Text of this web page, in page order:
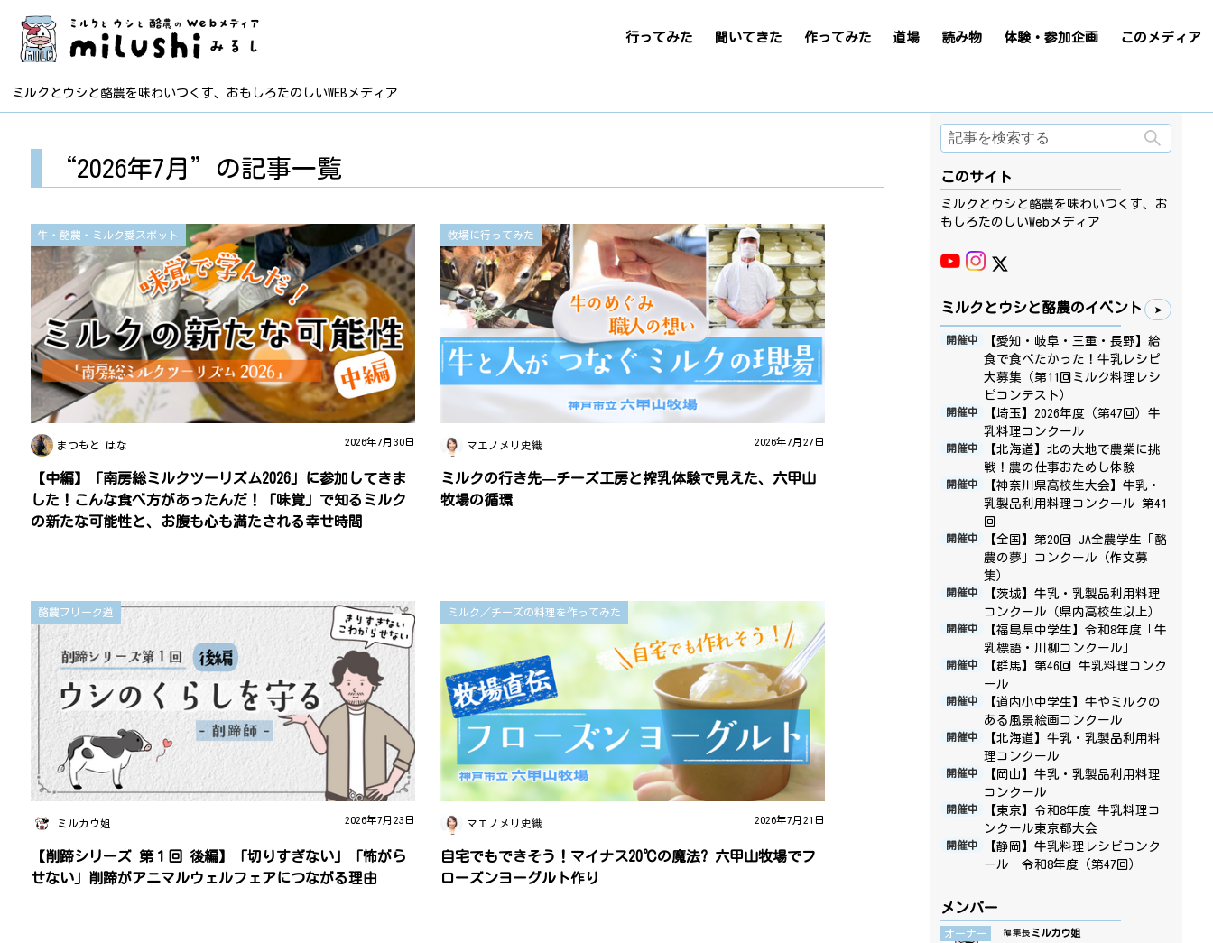
行ってみた 聞いてきた 作ってみた 道場 読み物 体験・参加企画 このメディア
ミルクとウシと酪農を味わいつくす、おもしろたのしいWEBメディア
“2026年7月”の記事一覧
牛・酪農・ミルク愛スポット
まつもと はな 2026年7月30日
【中編】「南房総ミルクツーリズム2026」に参加してきま
した！こんな食べ方があったんだ！「味覚」で知るミルク
の新たな可能性と、お腹も心も満たされる幸せ時間
牧場に行ってみた
マエノメリ史織 2026年7月27日
ミルクの行き先—チーズ工房と搾乳体験で見えた、六甲山
牧場の循環
酪農フリーク道
ミルカウ姐 2026年7月23日
【削蹄シリーズ 第１回 後編】「切りすぎない」「怖がら
せない」削蹄がアニマルウェルフェアにつながる理由
ミルク／チーズの料理を作ってみた
マエノメリ史織 2026年7月21日
自宅でもできそう！マイナス20℃の魔法? 六甲山牧場でフ
ローズンヨーグルト作り
このサイト
ミルクとウシと酪農を味わいつくす、お
もしろたのしいWebメディア
ミルクとウシと酪農のイベント
開催中
【愛知・岐阜・三重・長野】給
食で食べたかった！牛乳レシピ
大募集（第11回ミルク料理レシ
ピコンテスト）
開催中
【埼玉】2026年度（第47回）牛
乳料理コンクール
開催中
【北海道】北の大地で農業に挑
戦！農の仕事おためし体験
開催中
【神奈川県高校生大会】牛乳・
乳製品利用料理コンクール 第41
回
開催中
【全国】第20回 JA全農学生「酪
農の夢」コンクール（作文募
集）
開催中
【茨城】牛乳・乳製品利用料理
コンクール（県内高校生以上）
開催中
【福島県中学生】令和8年度「牛
乳標語・川柳コンクール」
開催中
【群馬】第46回 牛乳料理コンク
ール
開催中
【道内小中学生】牛やミルクの
ある風景絵画コンクール
開催中
【北海道】牛乳・乳製品利用料
理コンクール
開催中
【岡山】牛乳・乳製品利用料理
コンクール
開催中
【東京】令和8年度 牛乳料理コ
ンクール東京都大会
開催中
【静岡】牛乳料理レシピコンク
ール 令和8年度（第47回）
メンバー
オーナー 編集長 ミルカウ姐